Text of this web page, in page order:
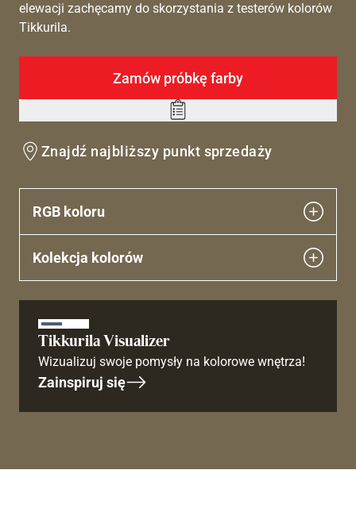
elewacji zachęcamy do skorzystania z testerów kolorów
Tikkurila.
Zamów próbkę farby
Add
wishlist
Znajdź najbliższy punkt sprzedaży
RGB koloru
Kolekcja kolorów
Tikkurila Visualizer
Wizualizuj swoje pomysły na kolorowe wnętrza!
Zainspiruj się